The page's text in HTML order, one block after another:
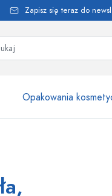
Zapisz się teraz do
Opakowania